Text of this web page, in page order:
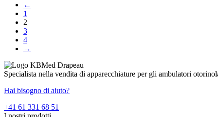
page
The
options
may
be
chosen
on
the
product
product
has
multiple
variants.
The
options
be
chosen
the
page
←
1
2
3
4
→
Specialista nella vendita di apparecchiature per gli ambulatori
Hai bisogno di aiuto?
+41 61 331 68 51